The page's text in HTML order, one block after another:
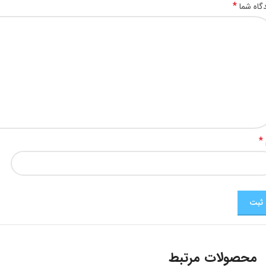
شما*
*
محصولات مرتبط